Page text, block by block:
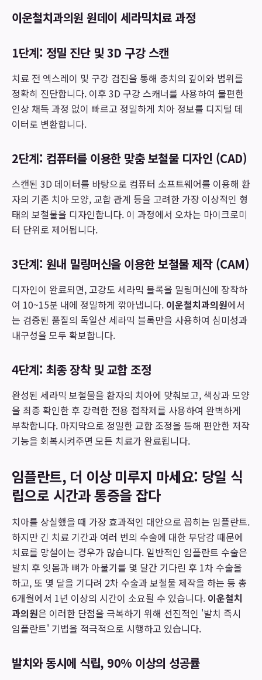
이운철치과의원 원데이 세라믹치료 과정
1단계: 정밀 진단 및 3D 구강 스캔
치료 전 엑스레이 및 구강 검진을 통해 충치의 깊이와 범위를
정확히 진단합니다. 이후 3D 구강 스캐너를 사용하여 불편한
인상 채득 과정 없이 빠르고 정밀하게 치아 정보를 디지털 데
이터로 변환합니다.
2단계: 컴퓨터를 이용한 맞춤 보철물 디자인 (CAD)
스캔된 3D 데이터를 바탕으로 컴퓨터 소프트웨어를 이용해 환
자의 기존 치아 모양, 교합 관계 등을 고려한 가장 이상적인 형
태의 보철물을 디자인합니다. 이 과정에서 오차는 마이크로미
터 단위로 제어됩니다.
3단계: 원내 밀링머신을 이용한 보철물 제작 (CAM)
디자인이 완료되면, 고강도 세라믹 블록을 밀링머신에 장착하
여 10~15분 내에 정밀하게 깎아냅니다. 이운철치과의원에서
는 검증된 품질의 독일산 세라믹 블록만을 사용하여 심미성과
내구성을 모두 확보합니다.
4단계: 최종 장착 및 교합 조정
완성된 세라믹 보철물을 환자의 치아에 맞춰보고, 색상과 모양
을 최종 확인한 후 강력한 전용 접착제를 사용하여 완벽하게
부착합니다. 마지막으로 정밀한 교합 조정을 통해 편안한 저작
기능을 회복시켜주면 모든 치료가 완료됩니다.
임플란트, 더 이상 미루지 마세요: 당일 식
립으로 시간과 통증을 잡다
치아를 상실했을 때 가장 효과적인 대안으로 꼽히는 임플란트.
하지만 긴 치료 기간과 여러 번의 수술에 대한 부담감 때문에
치료를 망설이는 경우가 많습니다. 일반적인 임플란트 수술은
발치 후 잇몸과 뼈가 아물기를 몇 달간 기다린 후 1차 수술을
하고, 또 몇 달을 기다려 2차 수술과 보철물 제작을 하는 등 총
6개월에서 1년 이상의 시간이 소요될 수 있습니다. 이운철치
과의원은 이러한 단점을 극복하기 위해 선진적인 '발치 즉시
임플란트' 기법을 적극적으로 시행하고 있습니다.
발치와 동시에 식립, 90% 이상의 성공률